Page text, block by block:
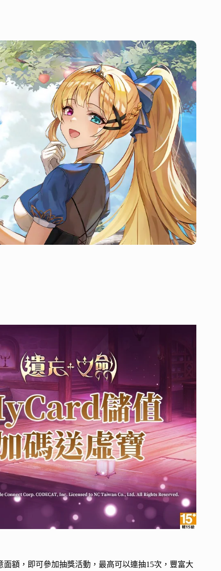
面額，即可參加抽獎活動，最高可以連抽15次，豐富大